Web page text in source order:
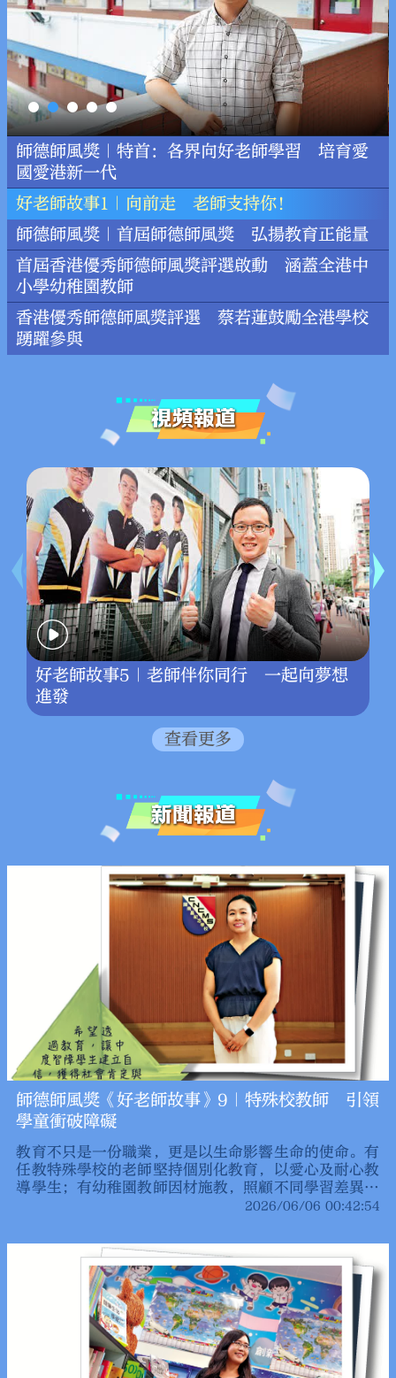
師德師風獎｜特首：各界向好老師學習 培育愛
國愛港新一代
好老師故事1｜向前走 老師支持你！
師德師風獎｜首屆師德師風獎 弘揚教育正能量
首屆香港優秀師德師風獎評選啟動 涵蓋全港中
小學幼稚園教師
香港優秀師德師風獎評選 蔡若蓮鼓勵全港學校
踴躍參與
好老師故事5｜老師伴你同行 一起向夢想
進發
查看更多
師德師風獎《好老師故事》9｜特殊校教師 引領
學童衝破障礙
教育不只是一份職業，更是以生命影響生命的使命。有
任教特殊學校的老師堅持個別化教育，以愛心及耐心教
導學生；有幼稚園教師因材施教，照顧不同學習差異的
幼童，幫助他們建立自信與正向行為。 由《大公報》
5月26日順利舉行，29位獲得優秀獎的教師接受訪問，
分享教書育人的心得感悟。《大公報》推出「好老師故
事」系列報道，共同說好香港教育故事。
2026/06/06 00:42:54